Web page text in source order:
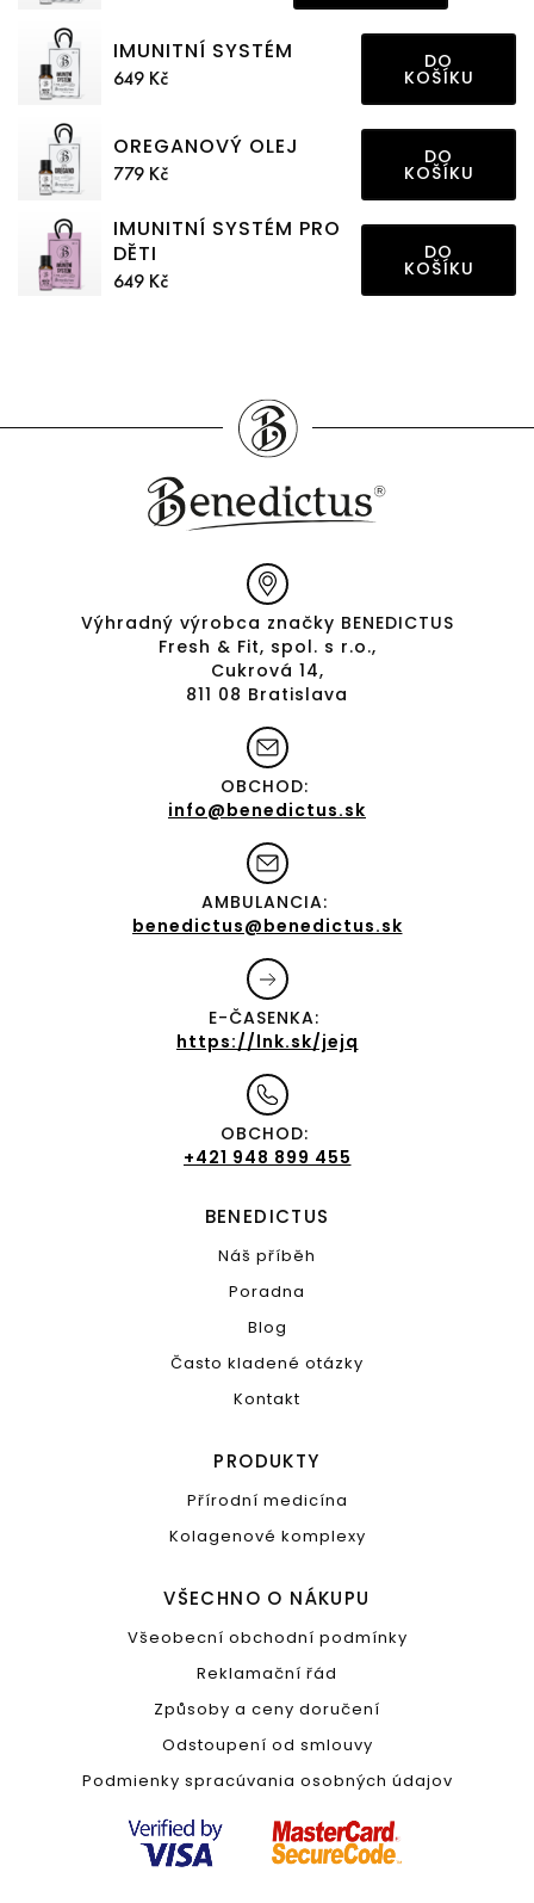
IMUNITNÍ SYSTÉM
649 Kč
DO
KOŠÍKU
OREGANOVÝ OLEJ
779 Kč
DO
KOŠÍKU
IMUNITNÍ SYSTÉM PRO
DĚTI
649 Kč
DO
KOŠÍKU
Výhradný výrobca značky BENEDICTUS
Fresh & Fit, spol. s r.o.,
Cukrová 14,
811 08 Bratislava
OBCHOD:
info@benedictus.sk
AMBULANCIA:
benedictus@benedictus.sk
E-ČASENKA:
https://lnk.sk/jejq
OBCHOD:
+421 948 899 455
BENEDICTUS
Náš příběh
Poradna
Blog
Často kladené otázky
Kontakt
PRODUKTY
Přírodní medicína
Kolagenové komplexy
VŠECHNO O NÁKUPU
Všeobecní obchodní podmínky
Reklamační řád
Způsoby a ceny doručení
Odstoupení od smlouvy
Podmienky spracúvania osobných údajov